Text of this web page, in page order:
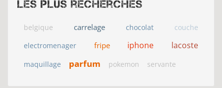
Les plus recherchés
belgique carrelage chocolat
couche
electromenager
fripe iphone lacoste
maquillage parfum pokemon servante